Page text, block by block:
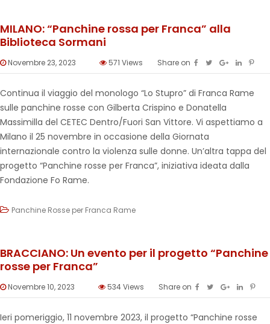
MILANO: “Panchine rossa per Franca” alla
Biblioteca Sormani
Novembre 23, 2023 571 Views Share on
Continua il viaggio del monologo “Lo Stupro” di Franca Rame
sulle panchine rosse con Gilberta Crispino e Donatella
Massimilla del CETEC Dentro/Fuori San Vittore. Vi aspettiamo a
Milano il 25 novembre in occasione della Giornata
internazionale contro la violenza sulle donne. Un’altra tappa del
progetto “Panchine rosse per Franca”, iniziativa ideata dalla
Fondazione Fo Rame.
Panchine Rosse per Franca Rame
BRACCIANO: Un evento per il progetto “Panchine
rosse per Franca”
Novembre 10, 2023 534Views Share on
Ieri pomeriggio, 11 novembre 2023, il progetto “Panchine rosse